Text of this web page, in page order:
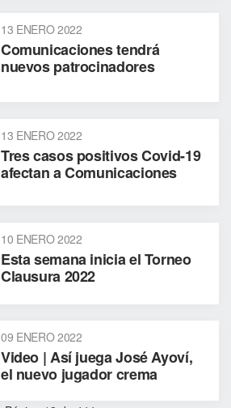
13 ENERO 2022
Comunicaciones tendrá
nuevos patrocinadores
13 ENERO 2022
Tres casos positivos Covid-19
afectan a Comunicaciones
10 ENERO 2022
Esta semana inicia el Torneo
Clausura 2022
09 ENERO 2022
Video | Así juega José Ayoví,
el nuevo jugador crema